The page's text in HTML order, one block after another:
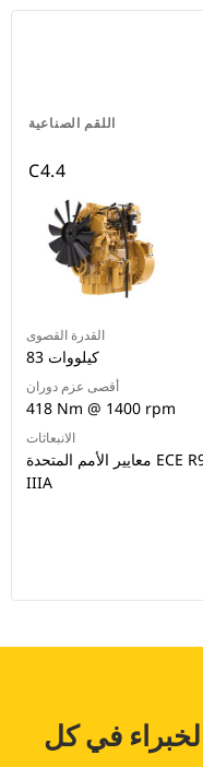
اللقم الصناعية
C4.4
القدرة القصوى
83 كيلووات
أقصى عزم دوران
418 Nm @ 1400 rpm
الانبعاثات
معايير الأمم المتحدة ECE R96 من المرحلة
IIIA
في كل